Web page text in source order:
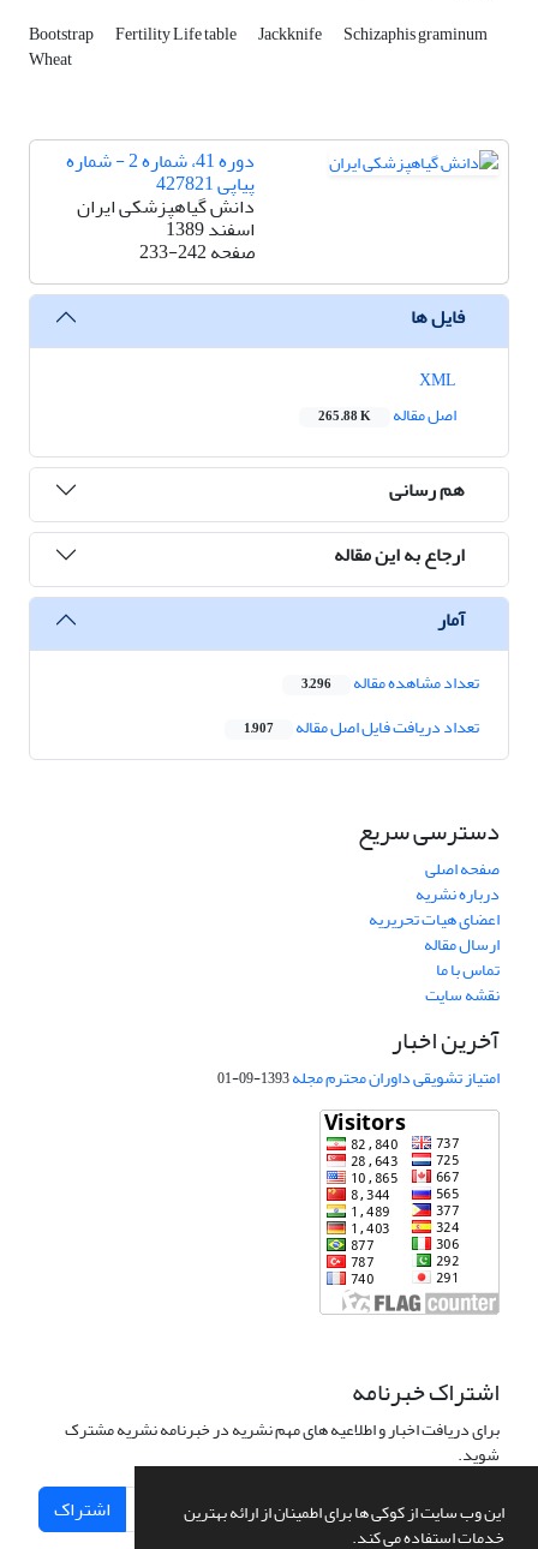
این وب سایت از کوکی ها برای اطمینان از ارائه بهترین
خدمات استفاده می کند.
Bootstrap Fertility Life table Jackknife Schizaphis graminum
Wheat
دوره 41، شماره 2 - شماره
پیاپی 427821
دانش گیاهپزشکی ایران
اسفند 1389
صفحه233-242
فایل ها
اصل مقاله
265.88 K
هم رسانی
ارجاع به این مقاله
آمار
تعداد مشاهده مقاله 3,296
تعداد دریافت فایل اصل مقاله 1,907
دسترسی سریع
صفحه اصلی
درباره نشریه
اعضای هیات تحریریه
ارسال مقاله
تماس با ما
نقشه سایت
آخرین اخبار
امتیاز تشویقی داوران محترم مجله1393-09-01
اشتراک خبرنامه
برای دریافت اخبار و اطلاعیه های مهم نشریه در خبرنامه نشریه مشترک
شوید.
اشتراک